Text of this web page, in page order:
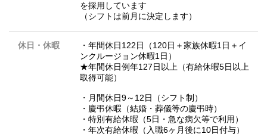
を採用しています
（シフトは前月に決定します）
休日・休暇
・年間休日122日（120日＋家族休暇1日＋イ
ンクルージョン休暇1日）
★年間休日例年127日以上（有給休暇5日以上
取得可能）
・月間休日9～12日（シフト制）
・慶弔休暇（結婚・葬儀等の慶弔時）
・特別有給休暇（5日・急な病欠等で利用）
・年次有給休暇（入職6ヶ月後に10日付与）